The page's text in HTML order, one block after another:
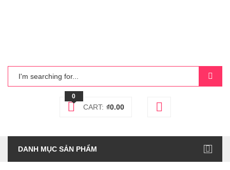
0
CART: ₫0.00
DANH MỤC SẢN PHẨM